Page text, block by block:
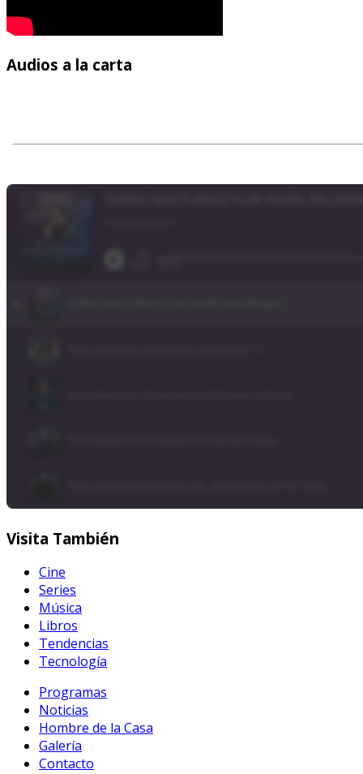
Audios a la carta
Visita También
Cine
Series
Música
Libros
Tendencias
Tecnología
Programas
Noticias
Hombre de la Casa
Galería
Contacto